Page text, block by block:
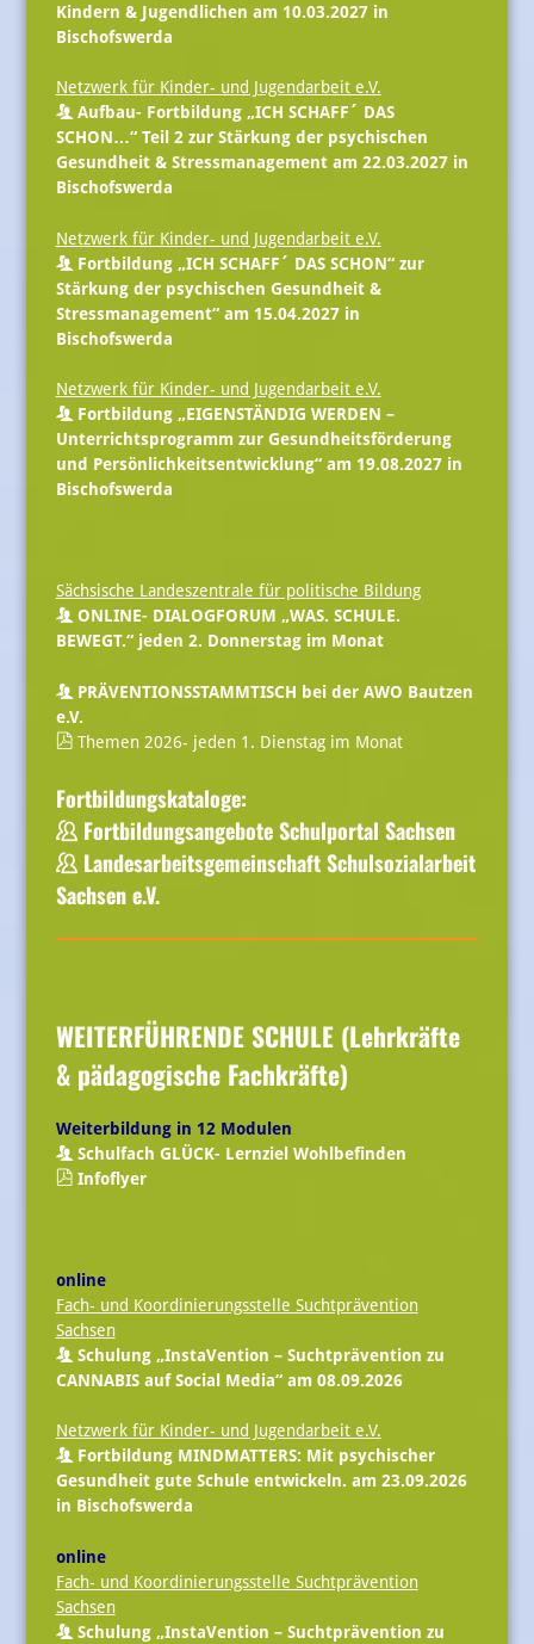
Kindern & Jugendlichen am 10.03.2027 in
Bischofswerda
Netzwerk für Kinder- und Jugendarbeit e.V.
Aufbau- Fortbildung „ICH SCHAFF´ DAS
SCHON…“ Teil 2 zur Stärkung der psychischen
Gesundheit & Stressmanagement am 22.03.2027 in
Bischofswerda
Netzwerk für Kinder- und Jugendarbeit e.V.
Fortbildung „ICH SCHAFF´ DAS SCHON“ zur
Stärkung der psychischen Gesundheit &
Stressmanagement“ am 15.04.2027 in
Bischofswerda
Netzwerk für Kinder- und Jugendarbeit e.V.
Fortbildung „EIGENSTÄNDIG WERDEN –
Unterrichtsprogramm zur Gesundheitsförderung
und Persönlichkeitsentwicklung“ am 19.08.2027 in
Bischofswerda
Sächsische Landeszentrale für politische Bildung
ONLINE- DIALOGFORUM „WAS. SCHULE.
BEWEGT.“ jeden 2. Donnerstag im Monat
PRÄVENTIONSSTAMMTISCH bei der AWO Bautzen
e.V.
Themen 2026- jeden 1. Dienstag im Monat
Fortbildungskataloge:
Fortbildungsangebote Schulportal Sachsen
Landesarbeitsgemeinschaft Schulsozialarbeit
Sachsen e.V.
WEITERFÜHRENDE SCHULE (Lehrkräfte
& pädagogische Fachkräfte)
Weiterbildung in 12 Modulen
Schulfach GLÜCK- Lernziel Wohlbefinden
Infoflyer
online
Fach- und Koordinierungsstelle Suchtprävention
Sachsen
Schulung „InstaVention – Suchtprävention zu
CANNABIS auf Social Media“ am 08.09.2026
Netzwerk für Kinder- und Jugendarbeit e.V.
Fortbildung MINDMATTERS: Mit psychischer
Gesundheit gute Schule entwickeln. am 23.09.2026
in Bischofswerda
online
Fach- und Koordinierungsstelle Suchtprävention
Sachsen
Schulung „InstaVention – Suchtprävention zu